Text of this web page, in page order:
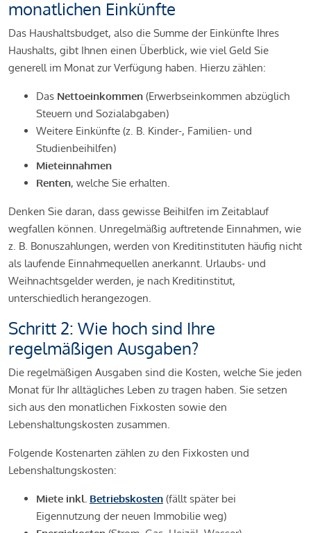
monatlichen Einkünfte
Das Haushaltsbudget, also die Summe der Einkünfte Ihres
Haushalts, gibt Ihnen einen Überblick, wie viel Geld Sie
generell im Monat zur Verfügung haben. Hierzu zählen:
Das Nettoeinkommen (Erwerbseinkommen abzüglich
Steuern und Sozialabgaben)
Weitere Einkünfte (z. B. Kinder-, Familien- und
Studienbeihilfen)
Mieteinnahmen
Renten, welche Sie erhalten.
Denken Sie daran, dass gewisse Beihilfen im Zeitablauf
wegfallen können. Unregelmäßig auftretende Einnahmen, wie
z. B. Bonuszahlungen, werden von Kreditinstituten häufig nicht
als laufende Einnahmequellen anerkannt. Urlaubs- und
Weihnachtsgelder werden, je nach Kreditinstitut,
unterschiedlich herangezogen.
Schritt 2: Wie hoch sind Ihre
regelmäßigen Ausgaben?
Die regelmäßigen Ausgaben sind die Kosten, welche Sie jeden
Monat für Ihr alltägliches Leben zu tragen haben. Sie setzen
sich aus den monatlichen Fixkosten sowie den
Lebenshaltungskosten zusammen.
Folgende Kostenarten zählen zu den Fixkosten und
Lebenshaltungskosten:
Miete inkl. Betriebskosten (fällt später bei
Eigennutzung der neuen Immobilie weg)